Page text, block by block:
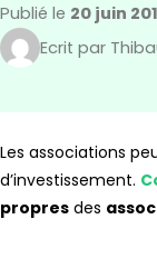
Publié le 20 juin
Ecrit par
Les associations
d’investissement.
propres des